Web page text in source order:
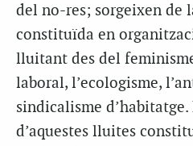
del no-res; sorgeixen de
constituïda en
lluitant des del
laboral, l’ecologisme,
sindicalisme
d’aquestes lluites